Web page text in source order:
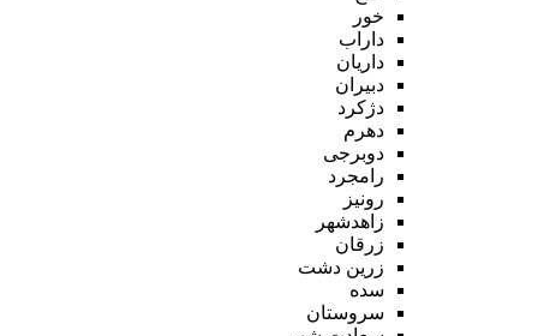
خور
داراب
داریان
دبیران
دژکرد
دهرم
دوبرجی
رامجرد
رونیز
زاهدشهر
زرقان
زرین دشت
سده
سروستان